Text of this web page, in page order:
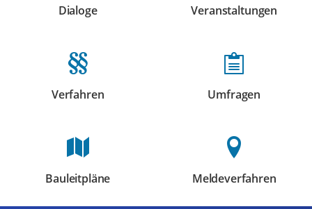
Dialoge Veranstaltungen
Verfahren Umfragen
Bauleitpläne Meldeverfahren